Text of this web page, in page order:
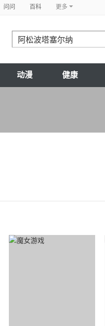
问问 百科 更多
动漫 健康